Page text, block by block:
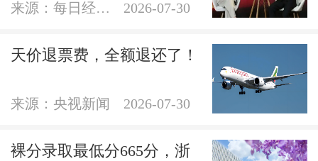
来源：每日经济新闻官方账号 2026-07-30
天价退票费，全额退还了！
来源：央视新闻 2026-07-30
裸分录取最低分665分，浙